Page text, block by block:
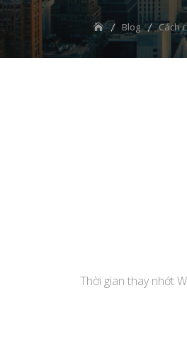
Blog Cách
Thời gian thay nhớt